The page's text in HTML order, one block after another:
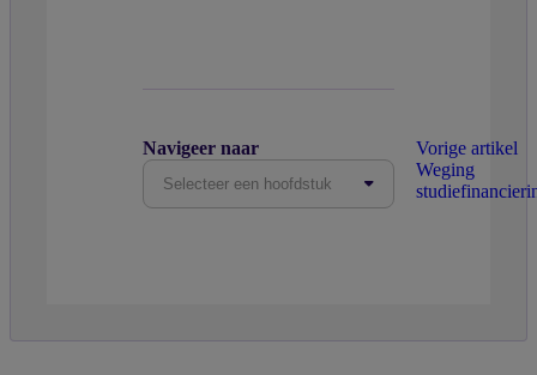
Navigeer naar
Selecteer een hoofdstuk
Vorige artikel
Weging